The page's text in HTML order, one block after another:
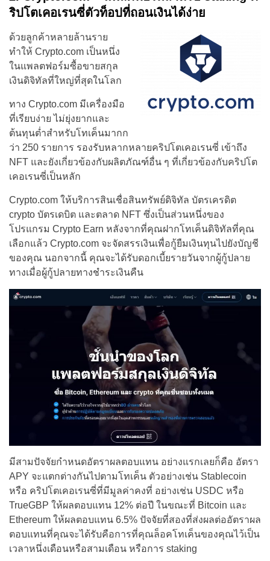
ริปโตเคอเรนซี่ตัวท็อปที่ถอนเงินได้ง่าย
ด้วยลูกค้าหลายล้านราย
ทำให้ Crypto.com เป็นหนึ่ง
ในแพลตฟอร์มซื้อขายสกุล
เงินดิจิทัลที่ใหญ่ที่สุดในโลก
ทาง Crypto.com มีเครื่องมือ
ที่เรียบง่าย ไม่ยุ่งยากและ
ต้นทุนต่ำสำหรับโทเค็นมากก
ว่า 250 รายการ รองรับหลากหลายคริปโตเคอเรนซี่ เข้าถึง
NFT และยังเกี่ยวข้องกับผลิตภัณฑ์อื่น ๆ ที่เกี่ยวข้องกับคริปโต
เคอเรนซี่เป็นหลัก
Crypto.com ให้บริการสินเชื่อสินทรัพย์ดิจิทัล บัตรเครดิต
crypto บัตรเดบิต และตลาด NFT ซึ่งเป็นส่วนหนึ่งของ
โปรแกรม Crypto Earn หลังจากที่คุณฝากโทเค็นดิจิทัลที่คุณ
เลือกแล้ว Crypto.com จะจัดสรรเงินเพื่อกู้ยืมเงินทุนไปยังบัญชี
ของคุณ นอกจากนี้ คุณจะได้รับดอกเบี้ยรายวันจากผู้กู้ปลาย
ทางเมื่อผู้กู้ปลายทางชำระเงินคืน
มีสามปัจจัยกำหนดอัตราผลตอบแทน อย่างแรกเลยก็คือ อัตรา
APY จะแตกต่างกันไปตามโทเค็น ตัวอย่างเช่น Stablecoin
หรือ คริปโตเคอเรนซี่ที่มีมูลค่าคงที่ อย่างเช่น USDC หรือ
TrueGBP ให้ผลตอบแทน 12% ต่อปี ในขณะที่ Bitcoin และ
Ethereum ให้ผลตอบแทน 6.5% ปัจจัยที่สองที่ส่งผลต่ออัตราผล
ตอบแทนที่คุณจะได้รับคือการที่คุณล็อคโทเค็นของคุณไว้เป็น
เวลาหนึ่งเดือนหรือสามเดือน หรือการ staking